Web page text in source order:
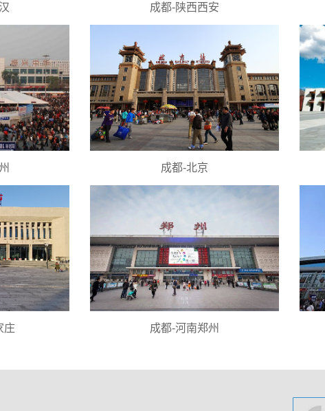
成都-陕西西安
成都-北京
庄 成都-河南郑州